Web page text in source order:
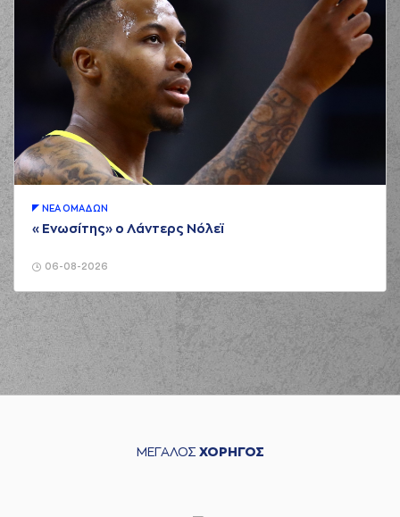
06-08-2026
ΝΕA ΟΜAΔΩΝ
«Ενωσίτης» ο Λάντερς Νόλεϊ
ΜΕΓΑΛΟΣ ΧΟΡΗΓΟΣ